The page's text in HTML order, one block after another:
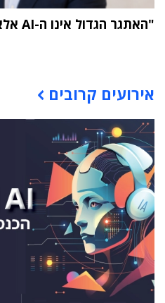
"האתגר הגדול אינו ה-AI אלא הטמעתה בארגון"
אירועים קרובים